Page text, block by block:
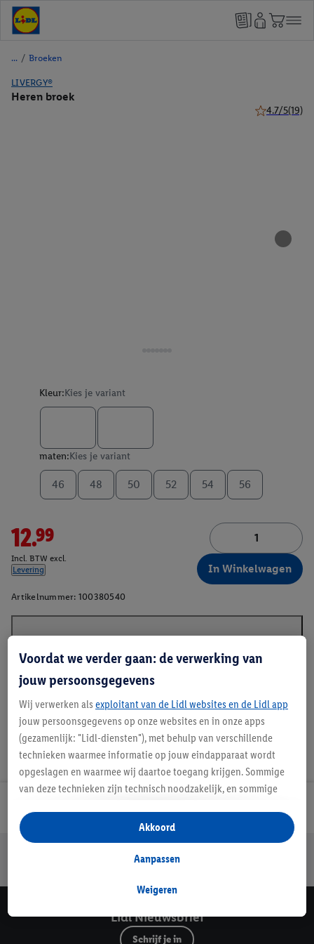
/ Broeken
LIVERGY®
Heren broek
4.7/5(19)
Kleur:Kies je variant
maten:Kies je variant
46 48 50 52 54 56
12.99
Incl. BTW excl.
Levering
In Winkelwagen
Artikelnummer: 100380540
Veilig winkelen
Lidl Nieuwsbrief
Schrijf je in
Voordat we verder gaan: de verwerking van
jouw persoonsgegevens
Wij verwerken als exploitant van de Lidl websites en de Lidl app
jouw persoonsgegevens op onze websites en in onze apps
(gezamenlijk: "Lidl-diensten"), met behulp van verschillende
technieken waarmee informatie op jouw eindapparaat wordt
opgeslagen en waarmee wij daartoe toegang krijgen. Sommige
van deze technieken zijn technisch noodzakelijk, en sommige
opslaan van voorkeursinstellingen, het verzamelen en
analyseren van statistieken of voor het tonen van
gepersonaliseerde reclame binnen en buiten de Lidl-diensten.
gegevens over jouw aankoopgedrag in de winkel ook voor de
Als je hier toestemming geeft aan ons voor het personaliseren
van reclame en als je vervolgens een Lidl Plus-account
Weigeren
Aanpassen
Akkoord